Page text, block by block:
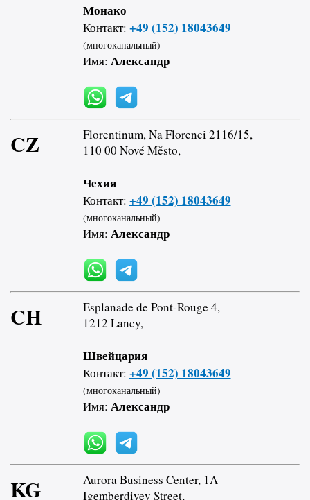
Монако
Контакт: +49 (152) 18043649
(многоканальный)
Имя: Александр
CZ
Florentinum, Na Florenci 2116/15,
110 00 Nové Město,
Чехия
Контакт: +49 (152) 18043649
(многоканальный)
Имя: Александр
CH
Esplanade de Pont-Rouge 4,
1212 Lancy,
Швейцария
Контакт: +49 (152) 18043649
(многоканальный)
Имя: Александр
KG
Aurora Business Center, 1A
Igemberdiyev Street,